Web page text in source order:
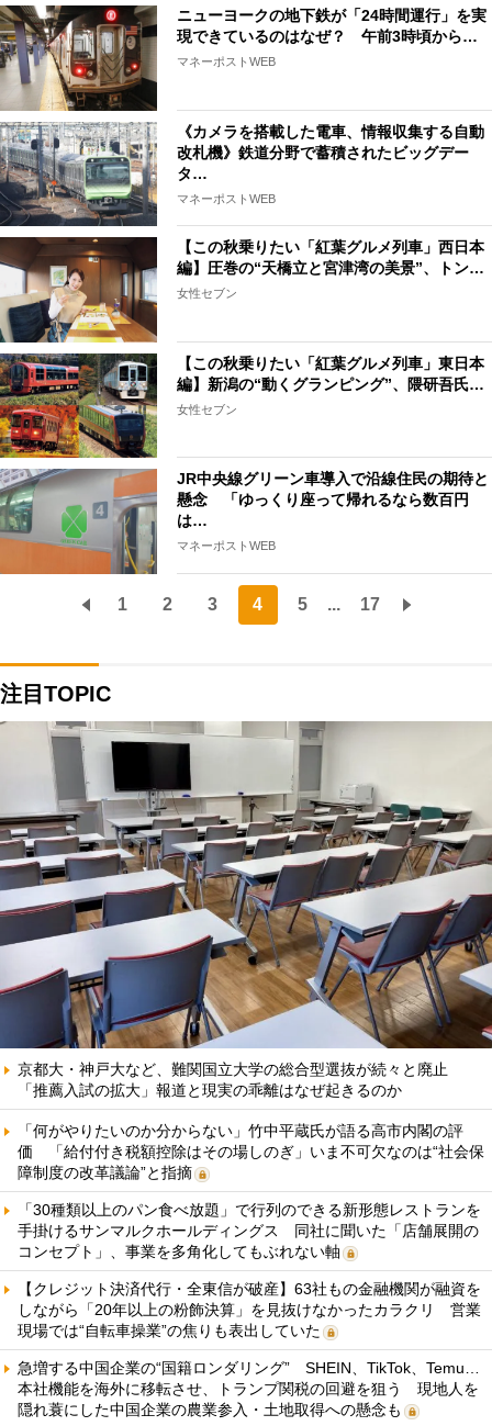
ニューヨークの地下鉄が「24時間運行」を実
現できているのはなぜ？ 午前3時頃から…
マネーポストWEB
《カメラを搭載した電車、情報収集する自動
改札機》鉄道分野で蓄積されたビッグデー
タ…
マネーポストWEB
【この秋乗りたい「紅葉グルメ列車」西日本
編】圧巻の“天橋立と宮津湾の美景”、トン…
女性セブン
【この秋乗りたい「紅葉グルメ列車」東日本
編】新潟の“動くグランピング”、隈研吾氏…
女性セブン
JR中央線グリーン車導入で沿線住民の期待と
懸念 「ゆっくり座って帰れるなら数百円
は…
マネーポストWEB
1 2 3 4 5 ... 17
注目TOPIC
京都大・神戸大など、難関国立大学の総合型選抜が続々と廃止
「推薦入試の拡大」報道と現実の乖離はなぜ起きるのか
「何がやりたいのか分からない」竹中平蔵氏が語る高市内閣の評
価 「給付付き税額控除はその場しのぎ」いま不可欠なのは“社会保
障制度の改革議論”と指摘
「30種類以上のパン食べ放題」で行列のできる新形態レストランを
手掛けるサンマルクホールディングス 同社に聞いた「店舗展開の
コンセプト」、事業を多角化してもぶれない軸
【クレジット決済代行・全東信が破産】63社もの金融機関が融資を
しながら「20年以上の粉飾決算」を見抜けなかったカラクリ 営業
現場では“自転車操業”の焦りも表出していた
急増する中国企業の“国籍ロンダリング” SHEIN、TikTok、Temu…
本社機能を海外に移転させ、トランプ関税の回避を狙う 現地人を
隠れ蓑にした中国企業の農業参入・土地取得への懸念も